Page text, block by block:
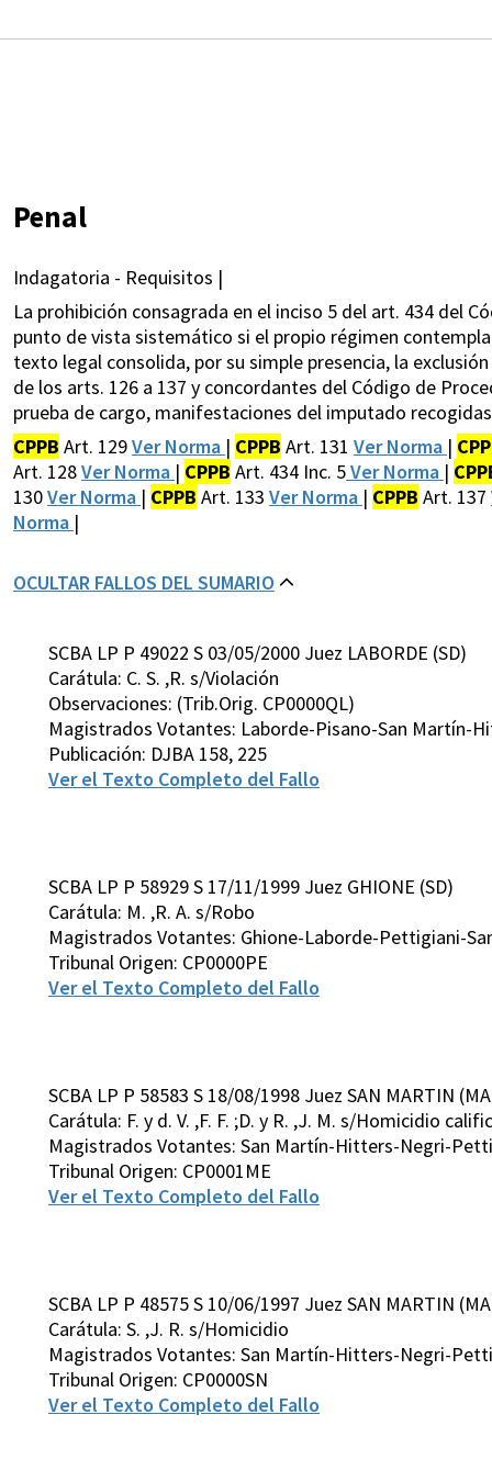
Penal
Indagatoria - Requisitos |
La prohibición consagrada en el inciso 5 del art. 434 del
punto de vista sistemático si el propio régimen
texto legal consolida, por su simple presencia, la
de los arts. 126 a 137 y concordantes del Código de
prueba de cargo, manifestaciones del imputado
CPPB Art. 129Ver Norma | CPPB Art. 131 Ver Norma |
Art. 128Ver Norma | CPPB Art. 434 Inc. 5Ver Norma |
130Ver Norma | CPPB Art. 133 Ver Norma | CPPB Art. 137
Norma |
OCULTAR FALLOS DEL SUMARIO
SCBA LP P 49022 S 03/05/2000 Juez LABORDE (SD)
Carátula: C. S. ,R. s/Violación
Observaciones: (Trib.Orig. CP0000QL)
Magistrados Votantes: Laborde-Pisano-San Martín-
Publicación: DJBA 158, 225
Ver el Texto Completo del Fallo
SCBA LP P 58929 S 17/11/1999 Juez GHIONE (SD)
Carátula: M. ,R. A. s/Robo
Magistrados Votantes: Ghione-Laborde-Pettigiani-
Tribunal Origen: CP0000PE
Ver el Texto Completo del Fallo
SCBA LP P 58583 S 18/08/1998 Juez SAN MARTIN
Carátula: F. y d. V. ,F. F. ;D. y R. ,J. M. s/Homicidio
Magistrados Votantes: San Martín-Hitters-Negri-
Tribunal Origen: CP0001ME
Ver el Texto Completo del Fallo
SCBA LP P 48575 S 10/06/1997 Juez SAN MARTIN
Carátula: S. ,J. R. s/Homicidio
Magistrados Votantes: San Martín-Hitters-Negri-
Tribunal Origen: CP0000SN
Ver el Texto Completo del Fallo